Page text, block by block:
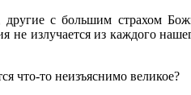
другие с большим страхом
излучается из каждого
что-то неизъяснимо великое?